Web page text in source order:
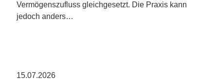
Vermögenszufluss gleichgesetzt. Die Praxis kann
jedoch anders…
15.07.2026